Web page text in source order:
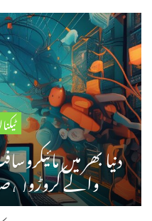
دنیا بھر میں
والے کروڑوں